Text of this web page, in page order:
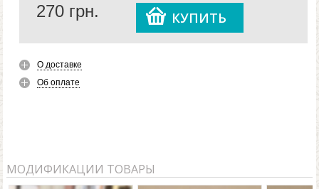
270 грн. КУПИТЬ
О доставке
Об оплате
МОДИФИКАЦИИ ТОВАРЫ